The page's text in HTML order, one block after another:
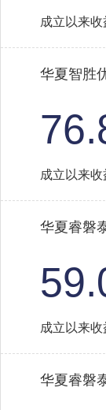
成立以来收
华夏智胜
成立以来收
华夏睿磐
成立以来收
华夏睿磐